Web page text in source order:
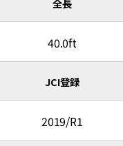
全長
40.0ft
JCI登録
2019/R1